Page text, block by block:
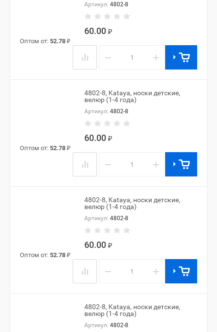
Артикул: 4802-8
60.00 ₽
Оптом от: 52.78 ₽
− +
4802-8, Kataya, носки детские,
велюр (1-4 года)
Артикул: 4802-8
60.00 ₽
Оптом от: 52.78 ₽
− +
4802-8, Kataya, носки детские,
велюр (1-4 года)
Артикул: 4802-8
60.00 ₽
Оптом от: 52.78 ₽
− +
4802-8, Kataya, носки детские,
велюр (1-4 года)
Артикул: 4802-8